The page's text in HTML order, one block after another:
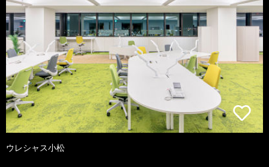
ウレシャス小松